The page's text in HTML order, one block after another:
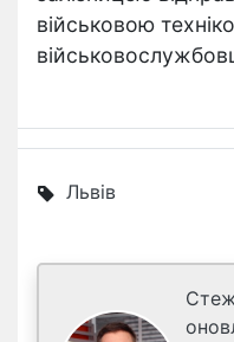
військовою
Львів